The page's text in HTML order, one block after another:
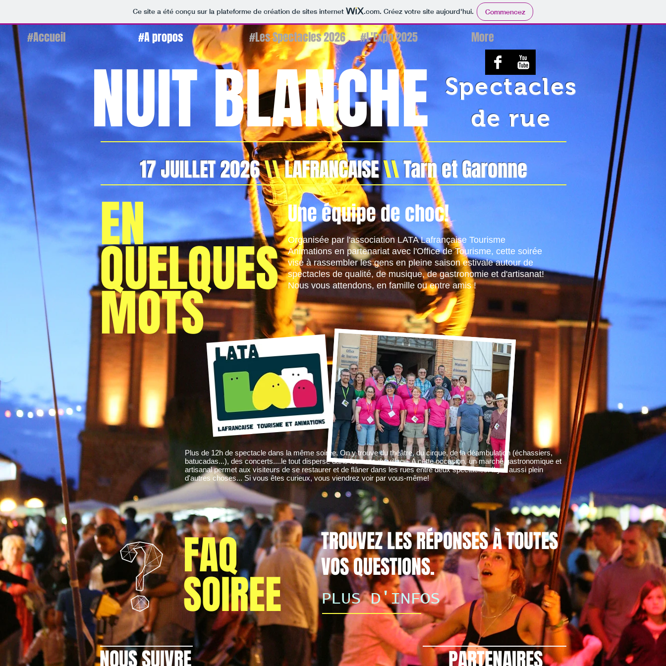
Ce site a été conçu sur la plateforme de création de sites internet .com. Créez votre site aujourd'hui. Commencez
#Accueil #A propos #Les Spectacles 2026 #L'Expo 2025 More
NUIT BLANCHE
Spectacles
de rue
17 JUILLET 2026\\LAFRANCAISE\\Tarn et Garonne
EN
QUELQUES
MOTS
Organisée par l'association LATA Lafrançaise Tourisme
Animations en partenariat avec l'Office de Tourisme, cette soirée
vise à rassembler les gens en pleine saison estivale autour de
spectacles de qualité, de musique, de gastronomie et d'artisanat!
Nous vous attendons, en famille ou entre amis !
Une équipe de choc!
Plus de 12h de spectacle dans la même soirée. On y trouve du théâtre, du cirque, de la déambulation (échassiers,
batucadas...), des concerts....le tout dispersé dans les rues du village. A cette occasion, un marché gastronomique et
artisanal permet aux visiteurs de se restaurer et de flâner dans les rues entre deux spectacles. Il y a aussi plein
d'autres choses... Si vous êtes curieux, vous viendrez voir par vous-même!
FAQ
SOIREE
TROUVEZ LES RÉPONSESÀ TOUTES
VOS QUESTIONS.
PLUS D'INFOS
NOUS SUIVRE PARTENAIRES